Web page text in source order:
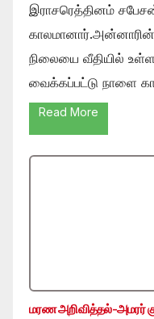
இராசரெத்தினம்
காலமானார்.அன்னாரின்
நிலையை வீதியில்
வைக்கப்பட்டு நாளை
Read More
மரண அறிவித்தல்-அமரர்